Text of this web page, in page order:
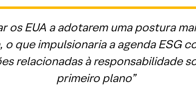
os EUA a adotarem uma postura
que impulsionaria a agenda ESG
relacionadas à responsabilidade
primeiro plano”